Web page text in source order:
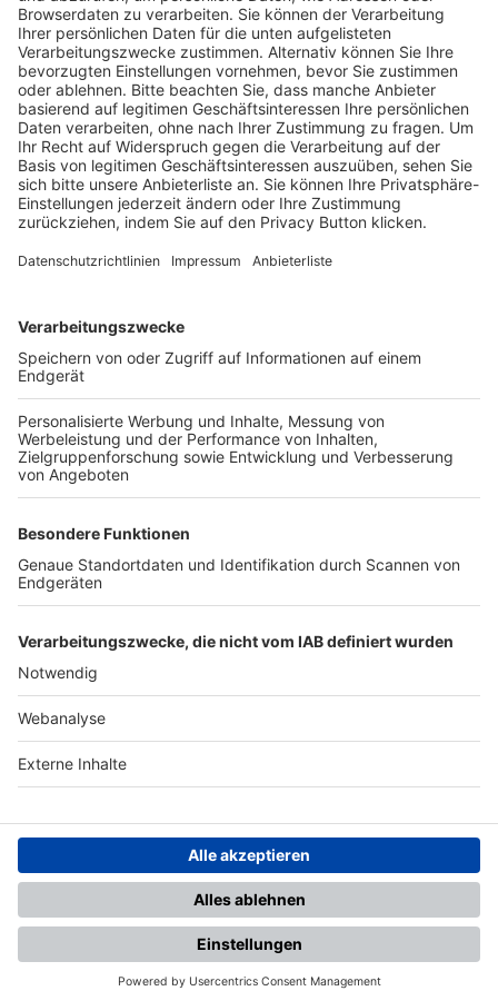
Trainerausbildung
Schulungsangebot Vereinsmitarbeiter
BFV-Geschäftsstellen
Trainerbörse
Login SpielPlus
FOLGE DEM BFV
TOP-VEREINE
TOP-PARTNER
Nutzungsbedingungen Datenschutz Impressum